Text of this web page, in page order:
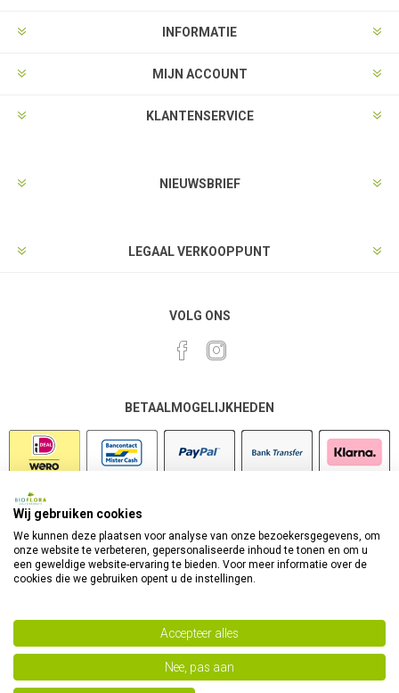
INFORMATIE
MIJN ACCOUNT
KLANTENSERVICE
NIEUWSBRIEF
LEGAAL VERKOOPPUNT
VOLG ONS
BETAALMOGELIJKHEDEN
Powered bynopCommerce
Wij gebruiken cookies
We kunnen deze plaatsen voor analyse van onze bezoekersgegevens, om
onze website te verbeteren, gepersonaliseerde inhoud te tonen en om u
een geweldige website-ervaring te bieden. Voor meer informatie over de
cookies die we gebruiken opent u de instellingen.
Accepteer alles
Nee, pas aan